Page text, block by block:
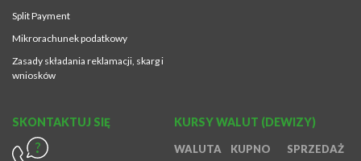
Split Payment
Mikrorachunek podatkowy
Zasady składania reklamacji, skarg i
wniosków
KURSY WALUT (DEWIZY)
WALUTA KUPNO SPRZEDAŻ
SKONTAKTUJ SIĘ